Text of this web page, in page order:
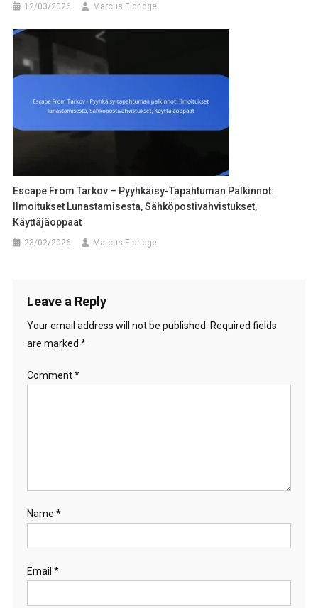
12/03/2026 Marcus Eldridge
Escape From Tarkov – Pyyhkäisy-Tapahtuman Palkinnot:
Ilmoitukset Lunastamisesta, Sähköpostivahvistukset,
Käyttäjäoppaat
23/02/2026 Marcus Eldridge
Leave a Reply
Your email address will not be published.
Required fields
are marked *
Comment*
Name *
Email *